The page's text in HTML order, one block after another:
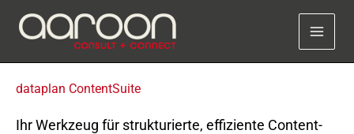
Inhalt
data­plan ContentSuite
Ihr Werkzeug für strukturierte, effiziente Content-